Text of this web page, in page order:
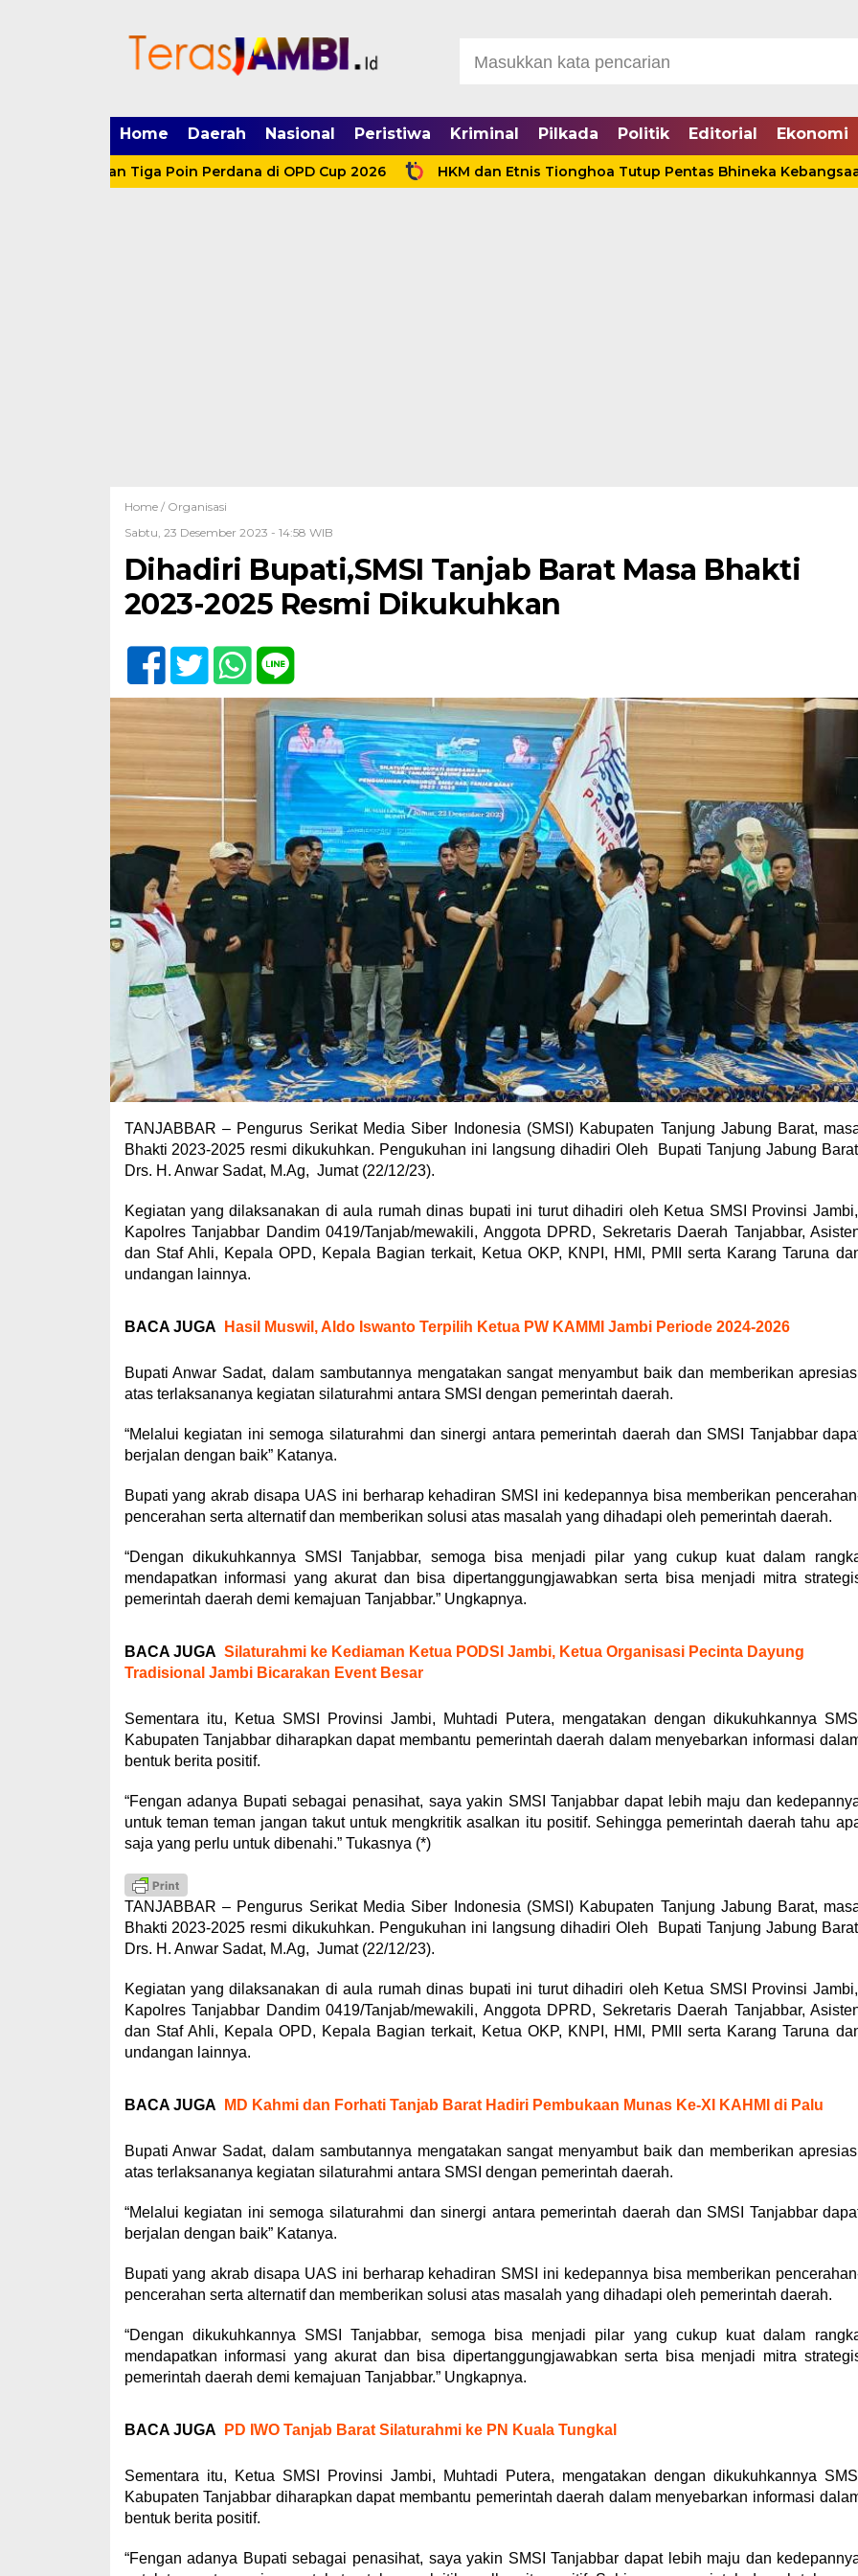
Home Daerah Nasional Peristiwa Kriminal Pilkada Politik Editorial Ekonomi
Tiga Poin Perdana di OPD Cup 2026 HKM dan Etnis Tionghoa Tutup Pentas Bhineka Kebangsaan,
Home / Organisasi
Sabtu, 23 Desember 2023 - 14:58 WIB
Dihadiri Bupati,SMSI Tanjab Barat Masa Bhakti
2023-2025 Resmi Dikukuhkan
TANJABBAR – Pengurus Serikat Media Siber Indonesia (SMSI) Kabupaten Tanjung Jabung Barat,
Bhakti 2023-2025 resmi dikukuhkan. Pengukuhan ini langsung dihadiri Oleh Bupati Tanjung Jabung
Drs. H. Anwar Sadat, M.Ag, Jumat (22/12/23).
Kegiatan yang dilaksanakan di aula rumah dinas bupati ini turut dihadiri oleh Ketua SMSI Provinsi Jambi,
Kapolres Tanjabbar Dandim 0419/Tanjab/mewakili, Anggota DPRD, Sekretaris Daerah Tanjabbar,
dan Staf Ahli, Kepala OPD, Kepala Bagian terkait, Ketua OKP, KNPI, HMI, PMII serta Karang Taruna
undangan lainnya.
BACA JUGA Hasil Muswil, Aldo Iswanto Terpilih Ketua PW KAMMI Jambi Periode 2024-2026
Bupati Anwar Sadat, dalam sambutannya mengatakan sangat menyambut baik dan memberikan
atas terlaksananya kegiatan silaturahmi antara SMSI dengan pemerintah daerah.
“Melalui kegiatan ini semoga silaturahmi dan sinergi antara pemerintah daerah dan SMSI Tanjabbar
berjalan dengan baik” Katanya.
Bupati yang akrab disapa UAS ini berharap kehadiran SMSI ini kedepannya bisa memberikan
pencerahan serta alternatif dan memberikan solusi atas masalah yang dihadapi oleh pemerintah daerah.
“Dengan dikukuhkannya SMSI Tanjabbar, semoga bisa menjadi pilar yang cukup kuat dalam
mendapatkan informasi yang akurat dan bisa dipertanggungjawabkan serta bisa menjadi mitra
pemerintah daerah demi kemajuan Tanjabbar.” Ungkapnya.
BACA JUGA Silaturahmi ke Kediaman Ketua PODSI Jambi, Ketua Organisasi Pecinta Dayung
Tradisional Jambi Bicarakan Event Besar
Sementara itu, Ketua SMSI Provinsi Jambi, Muhtadi Putera, mengatakan dengan dikukuhkannya SMSI
Kabupaten Tanjabbar diharapkan dapat membantu pemerintah daerah dalam menyebarkan informasi
bentuk berita positif.
“Fengan adanya Bupati sebagai penasihat, saya yakin SMSI Tanjabbar dapat lebih maju dan
untuk teman teman jangan takut untuk mengkritik asalkan itu positif. Sehingga pemerintah daerah tahu
saja yang perlu untuk dibenahi.” Tukasnya (*)
TANJABBAR – Pengurus Serikat Media Siber Indonesia (SMSI) Kabupaten Tanjung Jabung Barat,
Bhakti 2023-2025 resmi dikukuhkan. Pengukuhan ini langsung dihadiri Oleh Bupati Tanjung Jabung
Drs. H. Anwar Sadat, M.Ag, Jumat (22/12/23).
Kegiatan yang dilaksanakan di aula rumah dinas bupati ini turut dihadiri oleh Ketua SMSI Provinsi Jambi,
Kapolres Tanjabbar Dandim 0419/Tanjab/mewakili, Anggota DPRD, Sekretaris Daerah Tanjabbar,
dan Staf Ahli, Kepala OPD, Kepala Bagian terkait, Ketua OKP, KNPI, HMI, PMII serta Karang Taruna
undangan lainnya.
BACA JUGA MD Kahmi dan Forhati Tanjab Barat Hadiri Pembukaan Munas Ke-XI KAHMI di Palu
Bupati Anwar Sadat, dalam sambutannya mengatakan sangat menyambut baik dan memberikan
atas terlaksananya kegiatan silaturahmi antara SMSI dengan pemerintah daerah.
“Melalui kegiatan ini semoga silaturahmi dan sinergi antara pemerintah daerah dan SMSI Tanjabbar
berjalan dengan baik” Katanya.
Bupati yang akrab disapa UAS ini berharap kehadiran SMSI ini kedepannya bisa memberikan
pencerahan serta alternatif dan memberikan solusi atas masalah yang dihadapi oleh pemerintah daerah.
“Dengan dikukuhkannya SMSI Tanjabbar, semoga bisa menjadi pilar yang cukup kuat dalam
mendapatkan informasi yang akurat dan bisa dipertanggungjawabkan serta bisa menjadi mitra
pemerintah daerah demi kemajuan Tanjabbar.” Ungkapnya.
BACA JUGA PD IWO Tanjab Barat Silaturahmi ke PN Kuala Tungkal
Sementara itu, Ketua SMSI Provinsi Jambi, Muhtadi Putera, mengatakan dengan dikukuhkannya SMSI
Kabupaten Tanjabbar diharapkan dapat membantu pemerintah daerah dalam menyebarkan informasi
bentuk berita positif.
“Fengan adanya Bupati sebagai penasihat, saya yakin SMSI Tanjabbar dapat lebih maju dan